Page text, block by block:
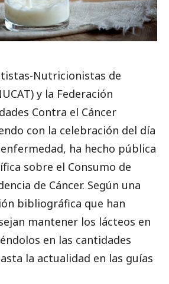
Nutricionistas de
y la Federación
Contra el Cáncer
con la celebración del día
ha hecho pública
sobre el Consumo de
de Cáncer. Según una
bibliográfica que han
mantener los lácteos en
en las cantidades
la actualidad en las guías